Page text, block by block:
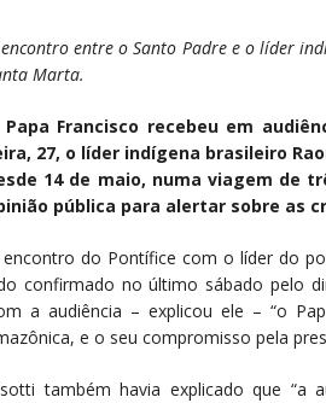
entre o Santo Padre e o líder
Marta.
Papa Francisco recebeu em
27, o líder indígena brasileiro
14 de maio, numa viagem de
pública para alertar sobre as
do Pontífice com o líder do
confirmado no último sábado pelo
a audiência – explicou ele – “o
e o seu compromisso pela
também havia explicado que “a